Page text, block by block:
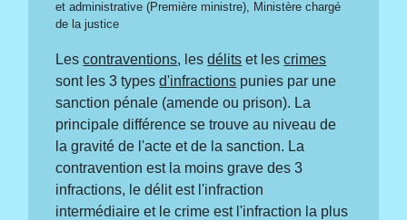
et administrative (Première ministre), Ministère chargé
de la justice
Lescontraventions, lesdélits et lescrimes
sont les 3 typesd'infractions punies par une
sanction pénale (amende ou prison). La
principale différence se trouve au niveau de
la gravité de l'acte et de la sanction. La
contravention est la moins grave des 3
infractions, le délit est l'infraction
intermédiaire et le crime est l'infraction la plus